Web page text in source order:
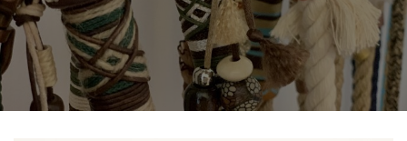
I
G
A
T
O
N